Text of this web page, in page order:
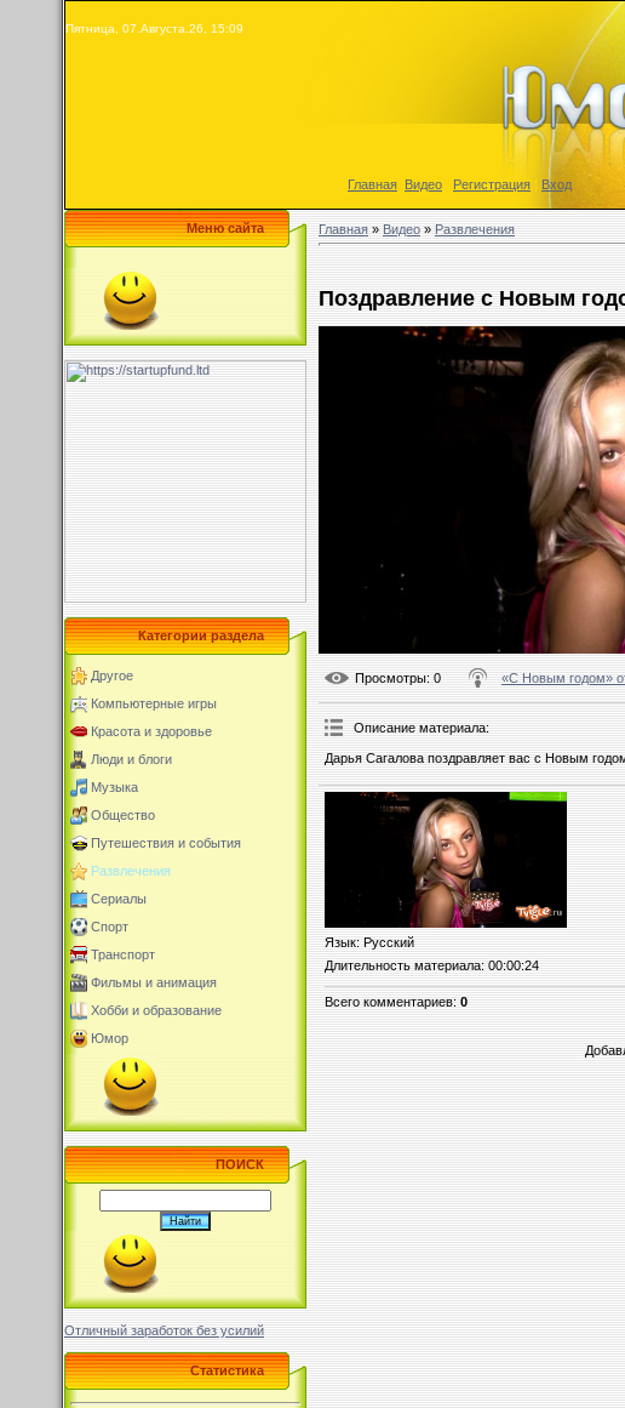
Пятница, 07.Августа.26, 15:09
Главная Видео Регистрация Вход
Меню сайта
Категории раздела
Другое
Компьютерные игры
Красота и здоровье
Люди и блоги
Музыка
Общество
Путешествия и события
Развлечения
Сериалы
Спорт
Транспорт
Фильмы и анимация
Хобби и образование
Юмор
ПОИСК
Отличный заработок без усилий
Статистика
Главная»Видео»Развлечения
Поздравление с Новым
Просмотры: 0 «С Новым годом»
Описание материала:
Дарья Сагалова поздравляет вас с Новым
Язык: Русский
Длительность материала: 00:00:24
Всего комментариев:0